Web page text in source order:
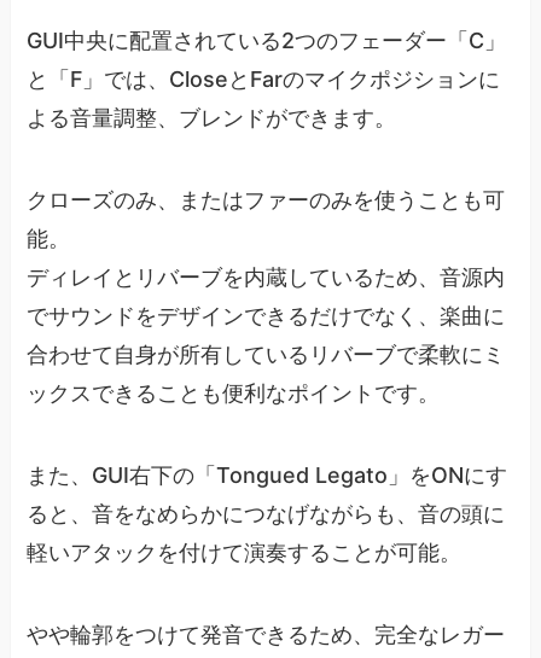
GUI中央に配置されている2つのフェーダー「C」
と「F」では、CloseとFarのマイクポジションに
よる音量調整、ブレンドができます。
クローズのみ、またはファーのみを使うことも可
能。
ディレイとリバーブを内蔵しているため、音源内
でサウンドをデザインできるだけでなく、楽曲に
合わせて自身が所有しているリバーブで柔軟にミ
ックスできることも便利なポイントです。
また、GUI右下の「Tongued Legato」をONにす
ると、音をなめらかにつなげながらも、音の頭に
軽いアタックを付けて演奏することが可能。
やや輪郭をつけて発音できるため、完全なレガー